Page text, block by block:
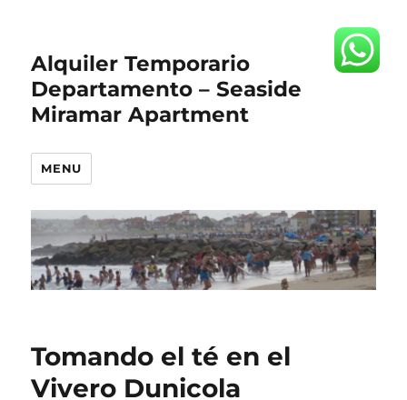
Alquiler Temporario
Departamento – Seaside
Miramar Apartment
MENU
Tomando el té en el
Vivero Dunicola